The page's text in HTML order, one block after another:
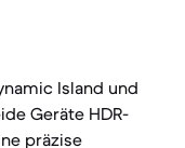
Island und
Geräte HDR-
präzise